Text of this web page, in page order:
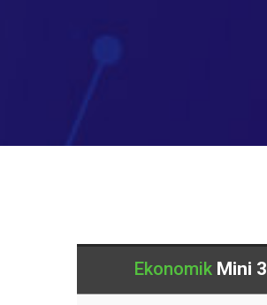
Ekonomik Mini 3